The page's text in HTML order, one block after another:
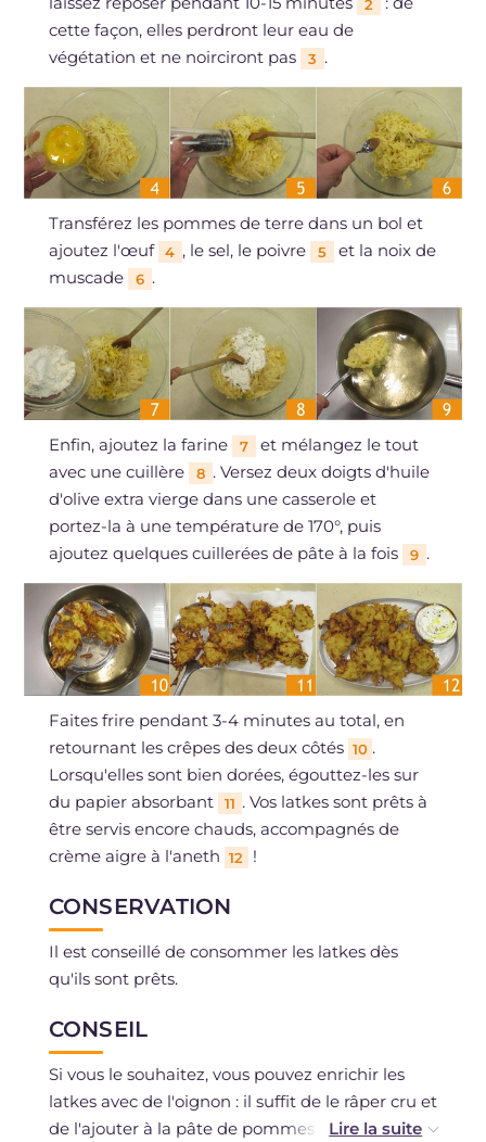
2
cette façon, elles perdront leur eau de
végétation et ne noirciront pas
3 .
Transférez les pommes de terre dans un bol et
ajoutez l'œuf 4 , le sel, le poivre 5
et la noix de
muscade
6 .
Enfin, ajoutez la farine 7
et mélangez le tout
avec une cuillère
8 . Versez deux doigts d'huile
d'olive extra vierge dans une casserole et
portez-la à une température de 170°, puis
ajoutez quelques cuillerées de pâte à la fois
9 .
Faites frire pendant 3-4 minutes au total, en
retournant les crêpes des deux côtés 10 .
Lorsqu'elles sont bien dorées, égouttez-les sur
du papier absorbant
11 . Vos latkes sont prêts à
être servis encore chauds, accompagnés de
crème aigre à l'aneth 12 !
CONSERVATION
Il est conseillé de consommer les latkes dès
qu'ils sont prêts.
CONSEIL
Si vous le souhaitez, vous pouvez enrichir les
latkes avec de l'oignon : il suffit de le râper cru et
de l'ajouter à la pâte de pommes de terre !